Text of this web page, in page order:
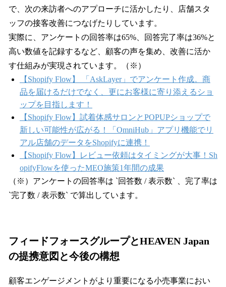
で、次の来訪者へのアプローチに活かしたり、店舗スタ
ッフの接客改善につなげたりしています。
実際に、アンケートの回答率は65%、回答完了率は36%と
高い数値を記録するなど、顧客の声を集め、改善に活か
す仕組みが実現されています。（※）
【Shopify Flow】 「AskLayer」でアンケート作成。商
品を届けるだけでなく、更にお客様に寄り添えるショ
ップを目指します！
【Shopify Flow】試着体感サロンとPOPUPショップで
新しい可能性が広がる！「OmniHub」アプリ機能でリ
アル店舗のデータをShopifyに連携！
【Shopify Flow】レビュー依頼はタイミングが大事！Sh
opifyFlowを使ったMEO施策1年間の成果
（※）アンケートの回答率は `回答数 / 表示数` 、完了率は
`完了数 / 表示数` で算出しています。
フィードフォースグループとHEAVEN Japan
の提携意図と今後の構想
顧客エンゲージメントがより重要になる小売事業におい